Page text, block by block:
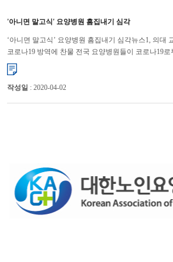
'아니면 말고식' 요양병원 흠집내기 심각
‘아니면 말고식’ 요양병원 흠집내기 심각뉴스1, 의대
코로나19 방역에 찬물 전국 요양병원들이 코로나19
환자들을 지키기 위해 안간힘을 쓰고 있지만 요양병원
작성일 : 2020-04-02